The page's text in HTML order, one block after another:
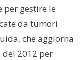
per gestire le
da tumori
che aggiorna
del 2012 per